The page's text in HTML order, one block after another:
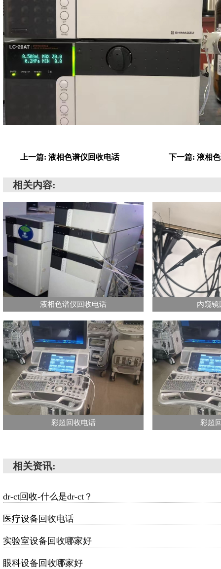
上一篇: 液相色谱仪回收电话 下一篇: 液相
相关内容:
液相色谱仪回收电话 内窥镜
彩超回收电话 彩超
相关资讯:
dr-ct回收-什么是dr-ct？
医疗设备回收电话
实验室设备回收哪家好
眼科设备回收哪家好